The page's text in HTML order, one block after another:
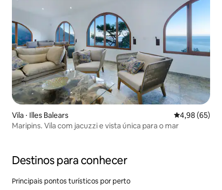
Vila ⋅ Illes Balears 4,98 de uma
4,98 (65)
Maripins. Vila com jacuzzi e vista única para o mar
Destinos para conhecer
Principais pontos turísticos por perto